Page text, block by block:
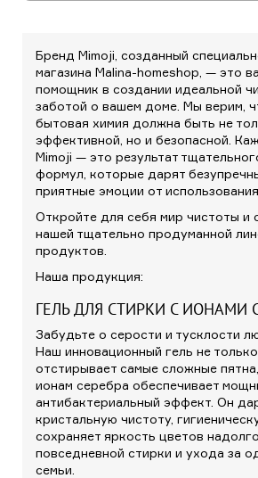
Бренд Mimoji, созданный
магазина Malina-homeshop, — это
помощник в создании идеальной
заботой о вашем доме. Мы верим,
бытовая химия должна быть не
эффективной, но и безопасной.
Mimoji — это результат
формул, которые дарят
приятные эмоции от использования.
Откройте для себя мир чистоты и
нашей тщательно продуманной
продуктов.
Наша продукция:
ГЕЛЬ ДЛЯ СТИРКИ С ИОНАМИ
Забудьте о серости и тусклости
Наш инновационный гель не
отстирывает самые сложные
ионам серебра обеспечивает
антибактериальный эффект. Он
кристальную чистоту,
сохраняет яркость цветов
повседневной стирки и ухода за
семьи.